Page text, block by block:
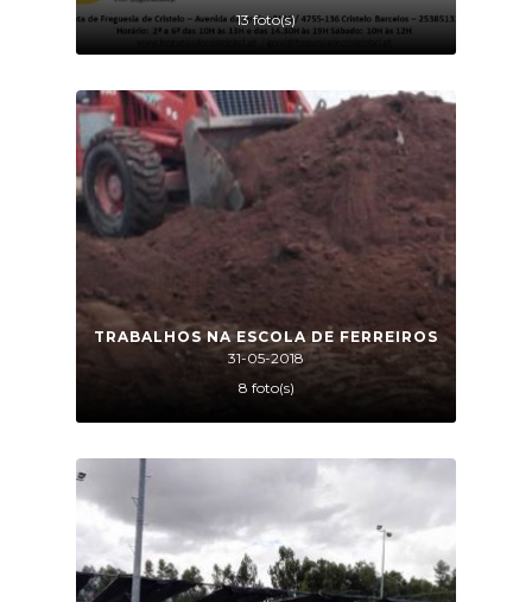
13 foto(s)
TRABALHOS NA ESCOLA DE FERREIROS
31-05-2018
8 foto(s)